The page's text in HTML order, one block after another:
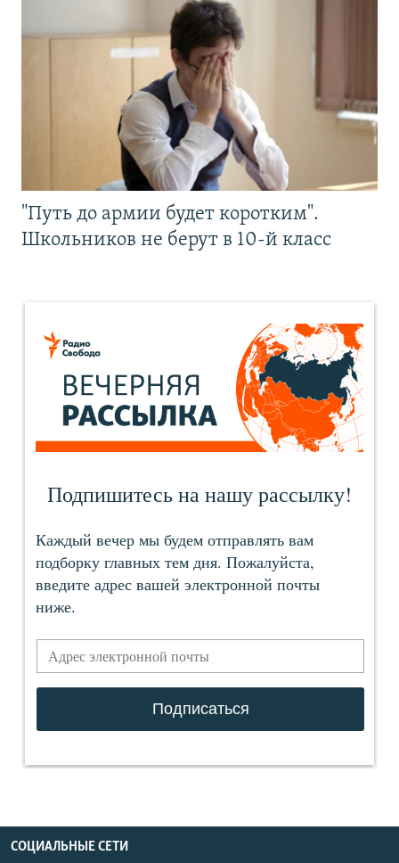
"Путь до армии будет коротким".
Школьников не берут в 10-й класс
СОЦИАЛЬНЫЕ СЕТИ